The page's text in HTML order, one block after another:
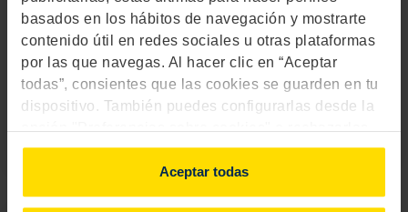
basados en los hábitos de navegación y mostrarte
contenido útil en redes sociales u otras plataformas
por las que navegas. Al hacer clic en “Aceptar
todas”, consientes que las cookies se guarden en tu
dispositivo. También puedes configurarlas desde la
opción "Preferencias sobre cookies" o rechazarlas.
Para más información, consultaaquí.
Aceptar todas
Sistemas de calefacción: ¿cuál elegir para
tu hogar?